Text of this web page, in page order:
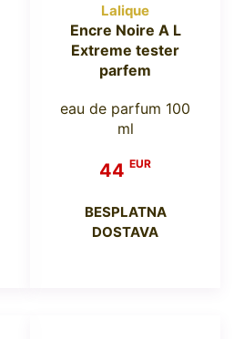
Lalique
Encre Noire A L
Extreme tester
parfem
eau de parfum 100
ml
44 EUR
BESPLATNA
DOSTAVA